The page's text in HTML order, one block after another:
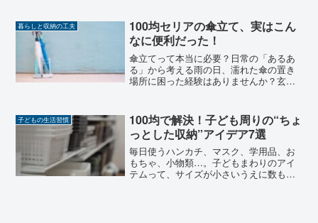
暮らしと収納の工夫
100均セリアの傘立て、実はこん
なに便利だった！
傘立てって本当に必要？日常の「あるあ
る」から考える雨の日、濡れた傘の置き
場所に困った経験はありませんか？玄関
り…。そんな日常のちょっとしたストレ
スを減らしてくれるのが、傘立...
子どもの生活習慣
100均で解決！子ども周りの“ちょ
っとした収納”アイデア7選
毎日使うハンカチ、マスク、学用品、お
もちゃ、小物類…。子どもまわりのアイ
テムって、サイズが小さいうえに数も多